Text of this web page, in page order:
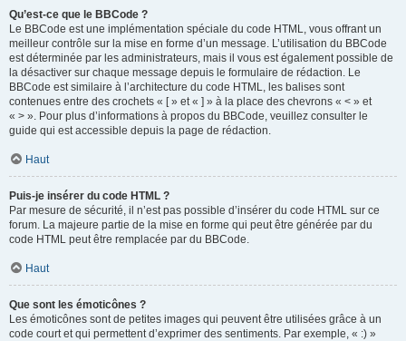
Qu’est-ce que le BBCode ?
Le BBCode est une implémentation spéciale du code HTML, vous offrant un
meilleur contrôle sur la mise en forme d’un message. L’utilisation du BBCode
est déterminée par les administrateurs, mais il vous est également possible de
la désactiver sur chaque message depuis le formulaire de rédaction. Le
BBCode est similaire à l’architecture du code HTML, les balises sont
contenues entre des crochets « [ » et « ] » à la place des chevrons « < » et
« > ». Pour plus d’informations à propos du BBCode, veuillez consulter le
guide qui est accessible depuis la page de rédaction.
Haut
Puis-je insérer du code HTML ?
Par mesure de sécurité, il n’est pas possible d’insérer du code HTML sur ce
forum. La majeure partie de la mise en forme qui peut être générée par du
code HTML peut être remplacée par du BBCode.
Haut
Que sont les émoticônes ?
Les émoticônes sont de petites images qui peuvent être utilisées grâce à un
code court et qui permettent d’exprimer des sentiments. Par exemple, « :) »